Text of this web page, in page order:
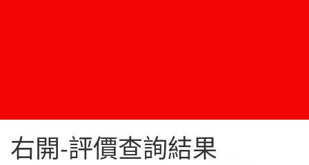
右開-評價查詢結果